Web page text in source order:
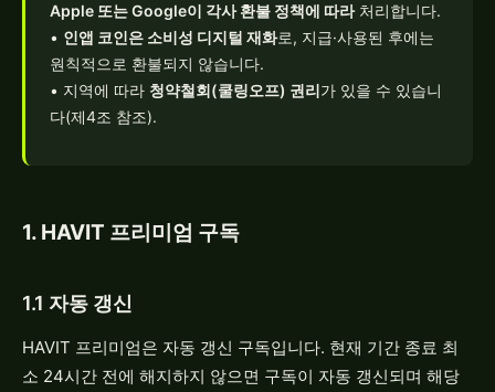
Apple 또는 Google이 각사 환불 정책에 따라처리합니다.
• 인앱 코인은 소비성 디지털 재화로, 지급·사용된 후에는
원칙적으로 환불되지 않습니다.
• 지역에 따라 청약철회(쿨링오프) 권리가 있을 수 있습니
다(제4조 참조).
1. HAVIT 프리미엄 구독
1.1 자동 갱신
HAVIT 프리미엄은 자동 갱신 구독입니다. 현재 기간 종료 최
소 24시간 전에 해지하지 않으면 구독이 자동 갱신되며 해당